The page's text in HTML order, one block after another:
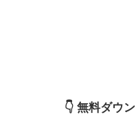
👇️ 無料ダウ